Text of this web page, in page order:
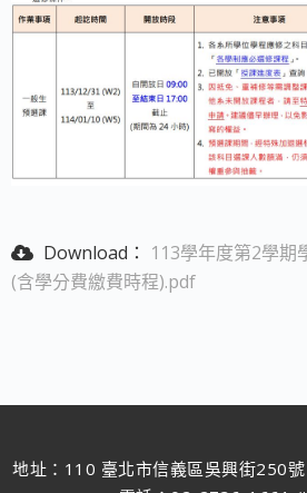
Download： 113學年度第2學期
(含學分費繳費時程).pdf
地址：110 臺北市信義區吳興街250